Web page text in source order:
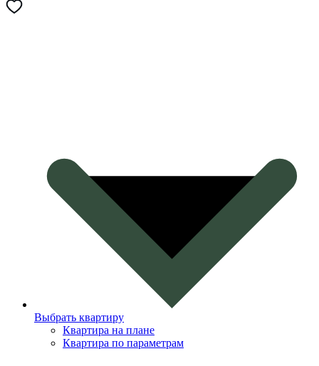
Выбрать квартиру
Квартира на плане
Квартира по параметрам